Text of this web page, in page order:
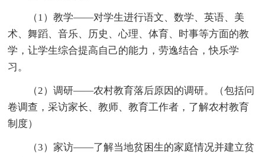
（1）教学——对学生进行语文、数学、英语、美
术、舞蹈、音乐、历史、心理、体育、时事等方面的教
学，让学生综合提高自己的能力，劳逸结合，快乐学
习。
（2）调研——农村教育落后原因的调研。（包括问
卷调查，采访家长、教师、教育工作者，了解农村教育
制度）
（3）家访——了解当地贫困生的家庭情况并建立贫